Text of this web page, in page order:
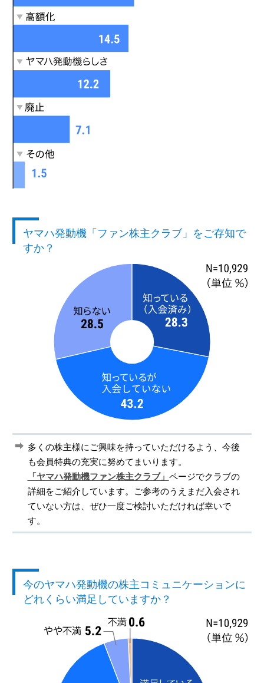
ヤマハ発動機「ファン株主クラブ」をご存知で
すか？
多くの株主様にご興味を持っていただけるよう、今後
も会員特典の充実に努めてまいります。
「ヤマハ発動機ファン株主クラブ」 ページでクラブの
詳細をご紹介しています。ご参考のうえまだ入会され
ていない方は、ぜひ一度ご検討いただければ幸いで
す。
今のヤマハ発動機の株主コミュニケーションに
どれくらい満足していますか？